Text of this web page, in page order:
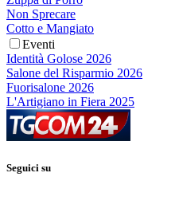
Non Sprecare
Cotto e Mangiato
Eventi
Identità Golose 2026
Salone del Risparmio 2026
Fuorisalone 2026
L'Artigiano in Fiera 2025
Seguici su